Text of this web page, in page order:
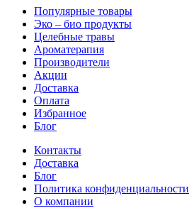
Популярные товары
Эко – био продукты
Целебные травы
Ароматерапия
Производители
Акции
Доставка
Оплата
Избранное
Блог
Контакты
Доставка
Блог
Политика конфиденциальности
О компании